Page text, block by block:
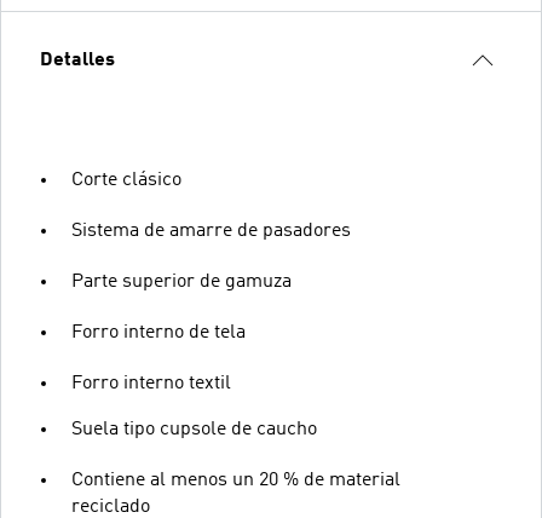
Detalles
Corte clásico
Sistema de amarre de pasadores
Parte superior de gamuza
Forro interno de tela
Forro interno textil
Suela tipo cupsole de caucho
Contiene al menos un 20 % de material
reciclado